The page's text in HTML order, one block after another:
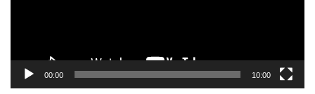
00:00 10:00